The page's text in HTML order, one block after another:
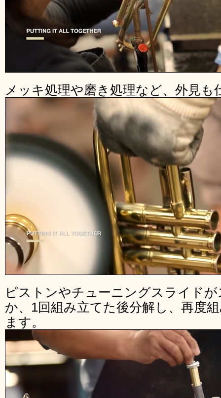
メッキ処理や磨き処理など、外見も
ピストンやチューニングスライド
か、1回組み立てた後分解し、再度
ます。